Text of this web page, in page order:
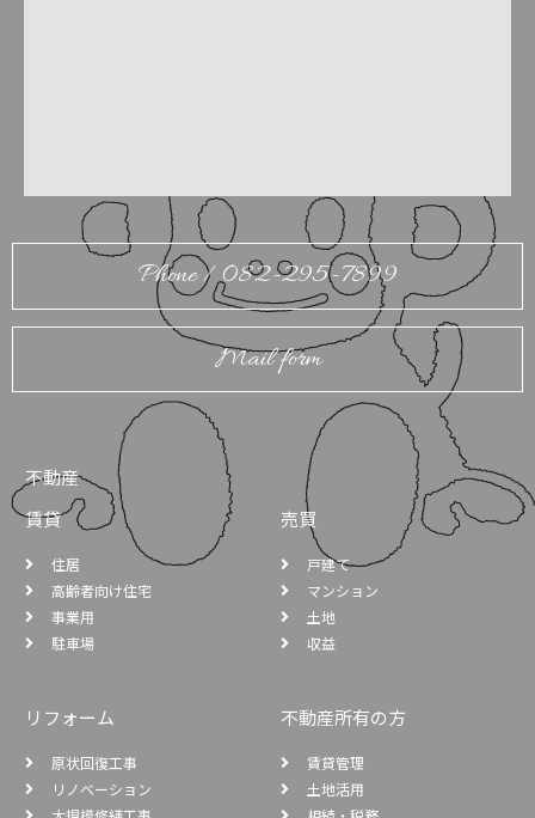
Phone / 082-295-7899
Mail form
不動産
賃貸
住居
高齢者向け住宅
事業用
駐車場
売買
戸建て
マンション
土地
収益
リフォーム
原状回復工事
リノベーション
不動産所有の方
賃貸管理
土地活用